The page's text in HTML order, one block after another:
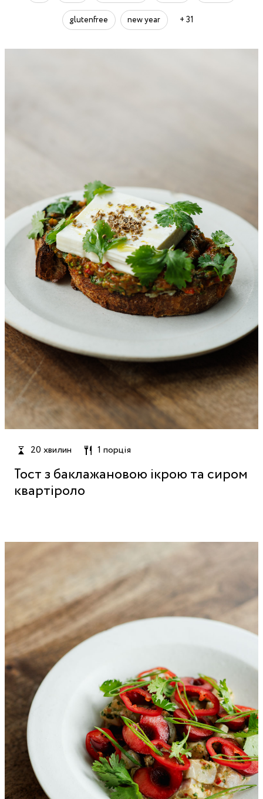
glutenfree new year + 31
20 хвилин 1 порція
Тост з баклажановою ікрою та сиром
квартіроло